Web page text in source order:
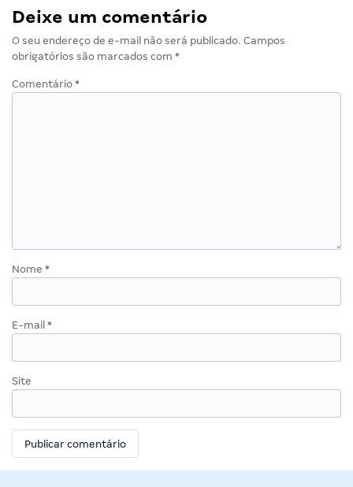
Deixe um comentário
O seu endereço de e-mail não será publicado. Campos
obrigatórios são marcados com *
Comentário *
Nome *
E-mail *
Site